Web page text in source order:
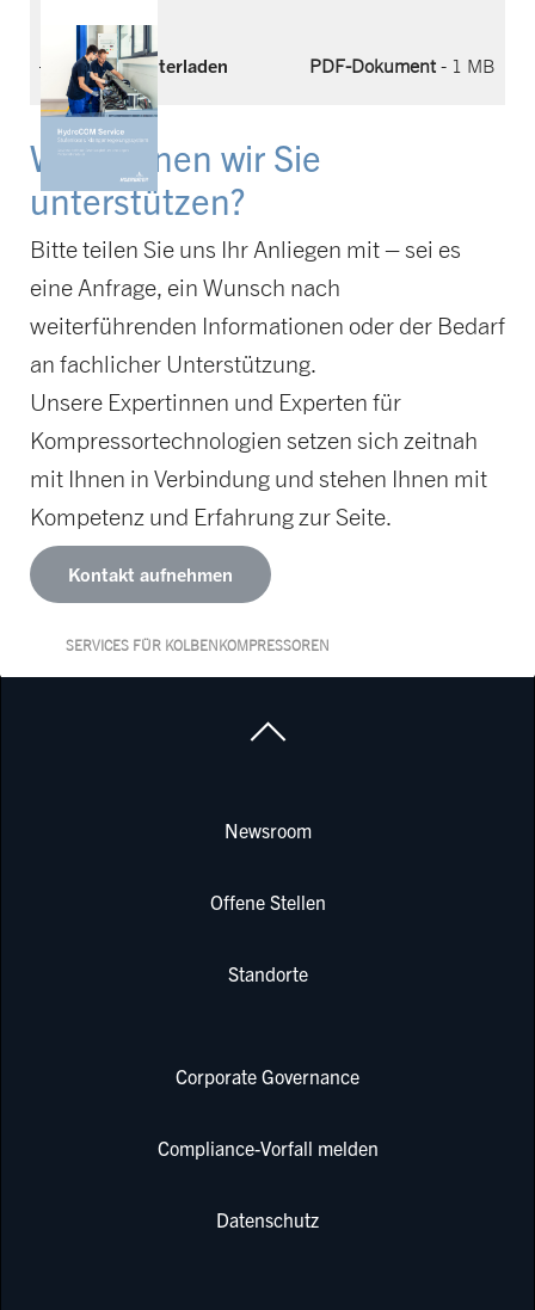
Jetzt herunterladen PDF-Dokument- 1 MB
Wie können wir Sie
unterstützen?
Bitte teilen Sie uns Ihr Anliegen mit – sei es
eine Anfrage, ein Wunsch nach
weiterführenden Informationen oder der Bedarf
an fachlicher Unterstützung.
Unsere Expertinnen und Experten für
Kompressortechnologien setzen sich zeitnah
mit Ihnen in Verbindung und stehen Ihnen mit
Kompetenz und Erfahrung zur Seite.
Kontakt aufnehmen
SERVICES FÜR KOLBENKOMPRESSOREN
Newsroom
Offene Stellen
Standorte
Corporate Governance
Compliance-Vorfall melden
Datenschutz